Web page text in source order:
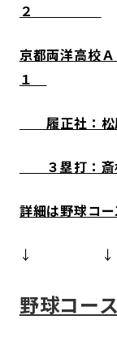
２
京都両洋高
１
履正社：松
３塁打：斎
詳細は野球コ
↓
野球コー